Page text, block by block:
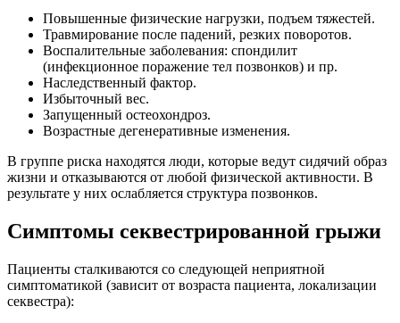
Повышенные физические нагрузки, подъем тяжестей.
Травмирование после падений, резких поворотов.
Воспалительные заболевания: спондилит
(инфекционное поражение тел позвонков) и пр.
Наследственный фактор.
Избыточный вес.
Запущенный остеохондроз.
Возрастные дегенеративные изменения.
В группе риска находятся люди, которые ведут сидячий образ
жизни и отказываются от любой физической активности. В
результате у них ослабляется структура позвонков.
Симптомы секвестрированной грыжи
Пациенты сталкиваются со следующей неприятной
симптоматикой (зависит от возраста пациента, локализации
секвестра):